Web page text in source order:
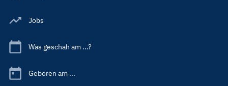
Jobs
Was geschah am ...?
Geboren am ...